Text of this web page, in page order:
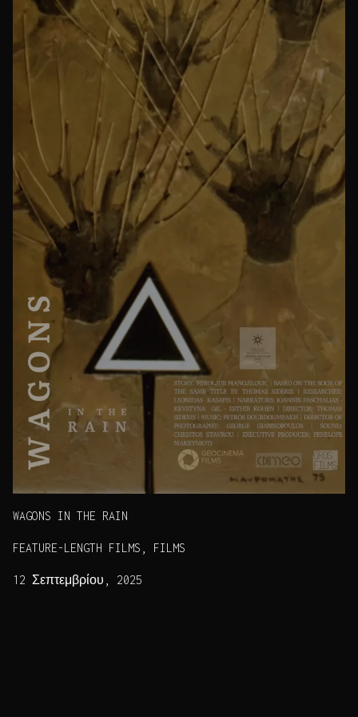
WAGONS IN THE RAIN
FEATURE-LENGTH FILMS, FILMS
12 Σεπτεμβρίου, 2025